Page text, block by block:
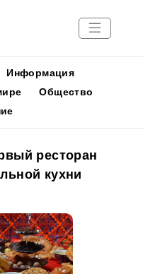
Информация
Общество
ресторан
кухни